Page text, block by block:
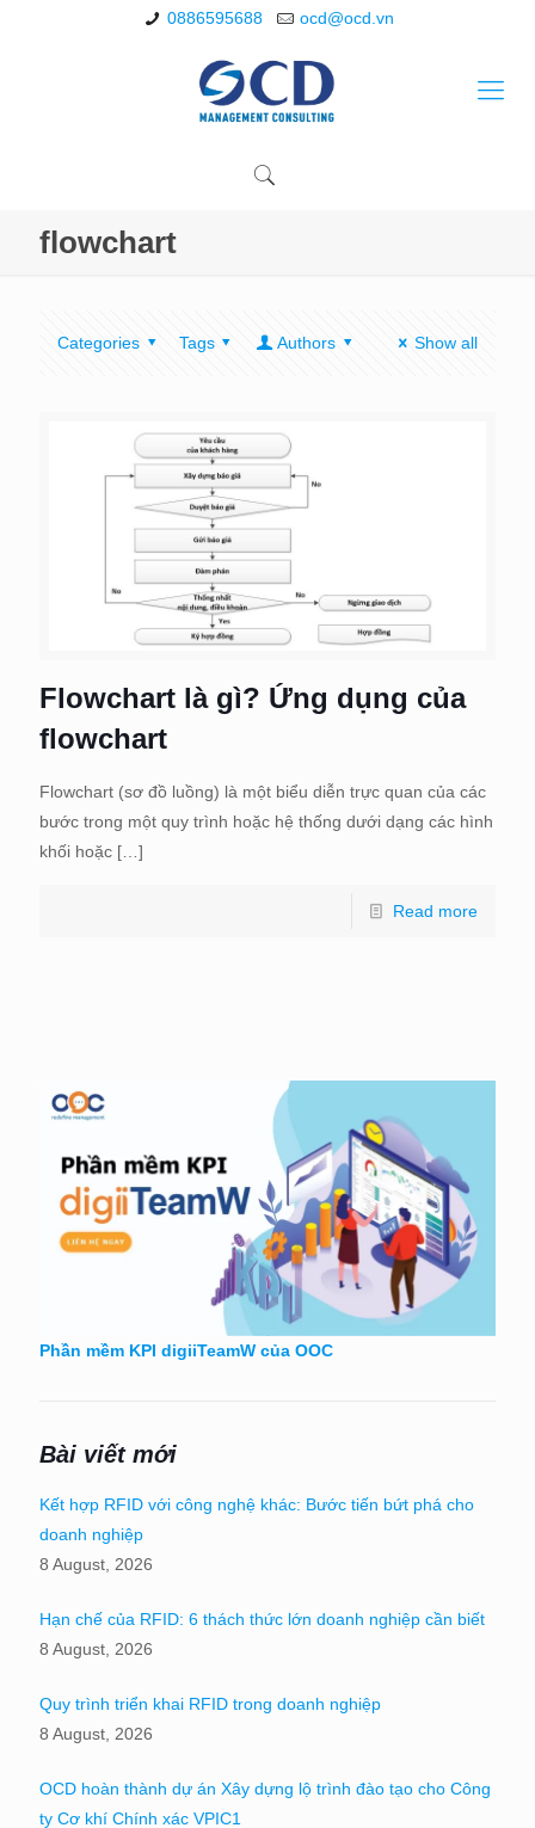
0886595688 ocd@ocd.vn
flowchart
Categories Tags Authors Show all
Flowchart là gì? Ứng dụng của
flowchart
Flowchart (sơ đồ luồng) là một biểu diễn trực quan của các
bước trong một quy trình hoặc hệ thống dưới dạng các hình
khối hoặc […]
Read more
Phần mềm KPI digiiTeamW của OOC
Bài viết mới
Kết hợp RFID với công nghệ khác: Bước tiến bứt phá cho
doanh nghiệp
8 August, 2026
Hạn chế của RFID: 6 thách thức lớn doanh nghiệp cần biết
8 August, 2026
Quy trình triển khai RFID trong doanh nghiệp
8 August, 2026
OCD hoàn thành dự án Xây dựng lộ trình đào tạo cho Công
ty Cơ khí Chính xác VPIC1